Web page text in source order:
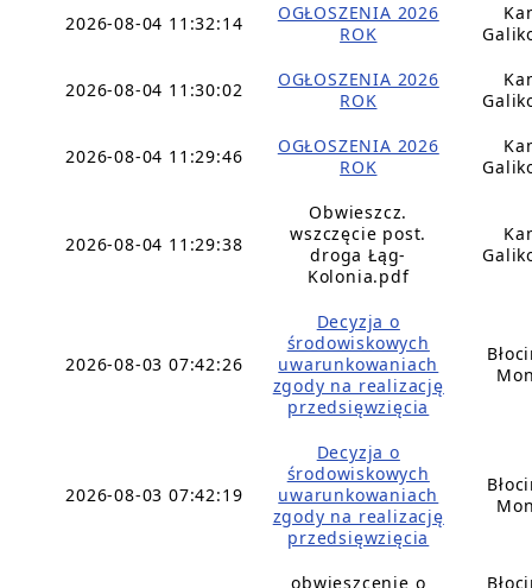
2026-08-04 11:32:14
OGŁOSZENIA 2026
ROK
2026-08-04 11:30:02
OGŁOSZENIA 2026
ROK
2026-08-04 11:29:46
OGŁOSZENIA 2026
ROK
2026-08-04 11:29:38
Obwieszcz.
wszczęcie post.
droga Łąg-
Kolonia.pdf
2026-08-03 07:42:26
Decyzja o
środowiskowych
uwarunkowaniach
zgody na realizację
przedsięwzięcia
2026-08-03 07:42:19
Decyzja o
środowiskowych
uwarunkowaniach
zgody na realizację
przedsięwzięcia
obwieszcenie o